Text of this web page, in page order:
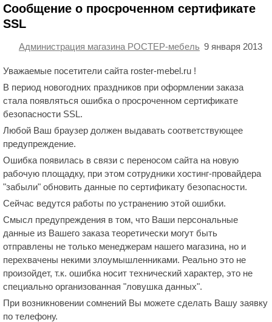
Сообщение о просроченном сертификате
SSL
Администрация магазина РОСТЕР-мебель 9 января 2013
Уважаемые посетители сайта roster-mebel.ru !
В период новогодних праздников при оформлении заказа
стала появляться ошибка о просроченном сертификате
безопасности SSL.
Любой Ваш браузер должен выдавать соответствующее
предупреждение.
Ошибка появилась в связи с переносом сайта на новую
рабочую площадку, при этом сотрудники хостинг-провайдера
"забыли" обновить данные по сертификату безопасности.
Сейчас ведутся работы по устранению этой ошибки.
Смысл предупреждения в том, что Ваши персональные
данные из Вашего заказа теоретически могут быть
отправлены не только менеджерам нашего магазина, но и
перехвачены некими злоумышленниками. Реально это не
произойдет, т.к. ошибка носит технический характер, это не
специально организованная "ловушка данных".
При возникновении сомнений Вы можете сделать Вашу заявку
по телефону.